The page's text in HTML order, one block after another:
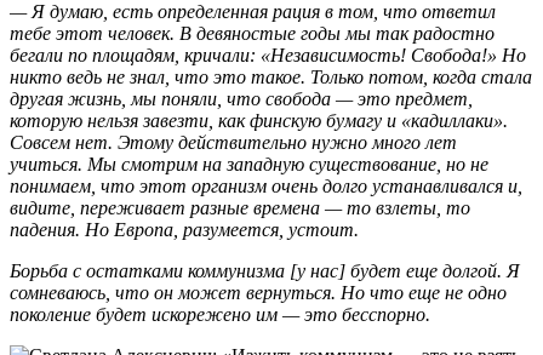
— Я думаю, есть определенная рация в том, что ответил
тебе этот человек. В девяностые годы мы так радостно
бегали по площадям, кричали: «Независимость! Свобода!» Но
никто ведь не знал, что это такое. Только потом, когда стала
другая жизнь, мы поняли, что свобода — это предмет,
которую нельзя завезти, как финскую бумагу и «кадиллаки».
Совсем нет. Этому действительно нужно много лет
учиться. Мы смотрим на западную существование, но не
понимаем, что этот организм очень долго устанавливался и,
видите, переживает разные времена — то взлеты, то
падения. Но Европа, разумеется, устоит.
Борьба с остатками коммунизма [у нас] будет еще долгой. Я
сомневаюсь, что он может вернуться. Но что еще не одно
поколение будет искорежено им — это бесспорно.